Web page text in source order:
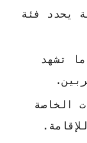
يحدد فئة
تشهد
الخاصة